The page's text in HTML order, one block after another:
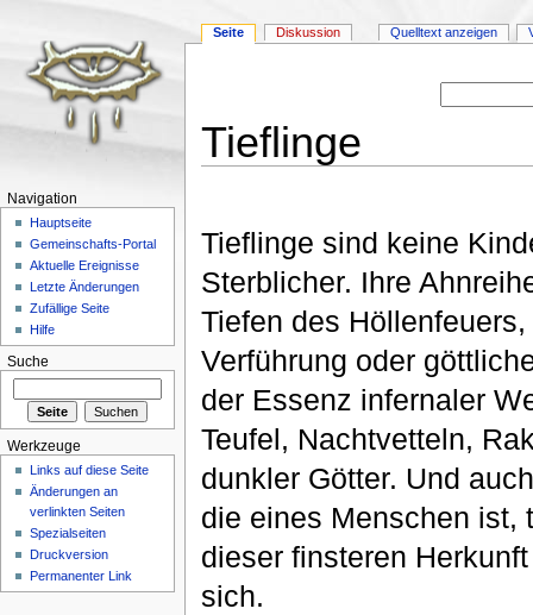
Tieflinge
Tieflinge sind keine
Sterblicher. Ihre
Tiefen des
Verführung oder
der Essenz infernaler
Teufel, Nachtvetteln,
dunkler Götter. Und
die eines Menschen ist,
dieser finsteren
sich.
Seite Diskussion Quelltext anzeigen
Navigation
Hauptseite
Gemeinschafts-Portal
Aktuelle Ereignisse
Letzte Änderungen
Zufällige Seite
Hilfe
Suche
Werkzeuge
Links auf diese Seite
Änderungen an
verlinkten Seiten
Spezialseiten
Druckversion
Permanenter Link